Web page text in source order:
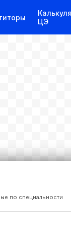
ЦЭ
по специальности